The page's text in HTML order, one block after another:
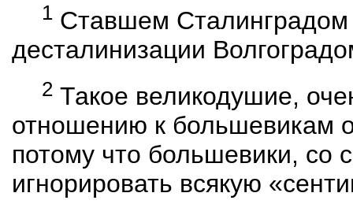
1 Ставшем
десталинизации
2Такое великодушие,
отношению к большевикам
потому что большевики, со
игнорировать всякую